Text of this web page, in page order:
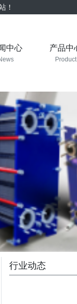
！
中心 产品中
Product
行业动态